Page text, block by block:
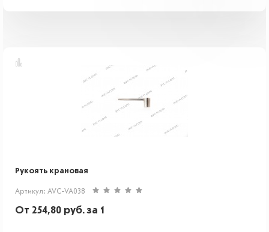
Рукоять крановая
Артикул: AVC-VA038
От 254,80 руб.за 1